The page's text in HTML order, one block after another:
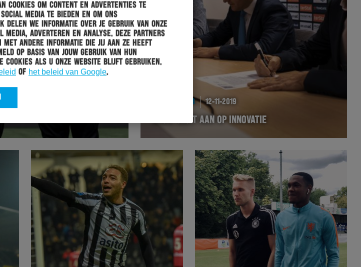
cookies om content en advertenties te
media te bieden en om ons
delen we informatie over je gebruik van onze
adverteren en analyse. Deze partners
met andere informatie die jij aan ze heeft
op basis van jouw gebruik van hun
cookies als u onze website blijft gebruiken.
of het beleid van Google.
KOPLOPER NA DE EERSTE
BUSINESSCLUB 12-11-2019
ENGIE SLUIT AAN OP INNOVATIE